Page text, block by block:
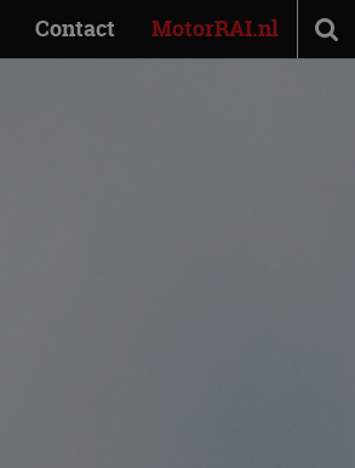
Contact MotorRAI.nl